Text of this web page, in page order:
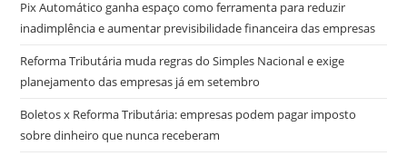
Pix Automático ganha espaço como ferramenta para reduzir
inadimplência e aumentar previsibilidade financeira das empresas
Reforma Tributária muda regras do Simples Nacional e exige
planejamento das empresas já em setembro
Boletos x Reforma Tributária: empresas podem pagar imposto
sobre dinheiro que nunca receberam